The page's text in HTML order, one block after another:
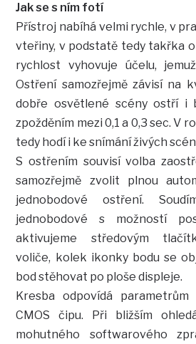
Jak se s ním fotí
Přístroj nabíhá velmi rychle, v
vteřiny, v podstatě tedy takřka
rychlost vyhovuje účelu,
Ostření samozřejmě závisí na
dobře osvětlené scény ostří i
zpožděním mezi 0,1 a 0,3 sec. V
tedy hodí i ke snímání živých
S ostřením souvisí volba
samozřejmě zvolit plnou
jednobodové ostření.
jednobodové s možností
aktivujeme středovým
voliče, kolek ikonky bodu se
bod stěhovat po ploše displeje.
Kresba odpovídá parametrům
CMOS čipu. Při bližším
mohutného softwarového